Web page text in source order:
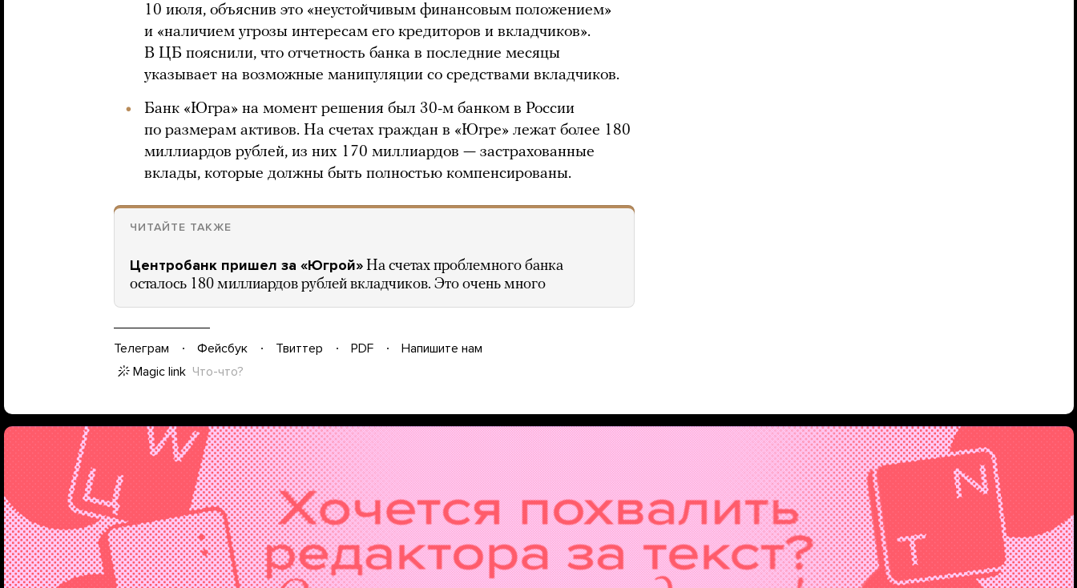
10 июля, объяснив это «неустойчивым финансовым положением»
и «наличием угрозы интересам его кредиторов и вкладчиков».
В ЦБ пояснили, что отчетность банка в последние месяцы
указывает на возможные манипуляции со средствами вкладчиков.
Банк «Югра» на момент решения был 30-м банком в России
по размерам активов. На счетах граждан в «Югре» лежат более 180
миллиардов рублей, из них 170 миллиардов — застрахованные
вклады, которые должны быть полностью компенсированы.
ЧИТАЙТЕ ТАКЖЕ
Центробанк пришел за «Югрой» На счетах проблемного банка
осталось 180 миллиардов рублей вкладчиков. Это очень много
Телеграм Фейсбук Твиттер PDF
Напишите нам
Magic link Что-что?